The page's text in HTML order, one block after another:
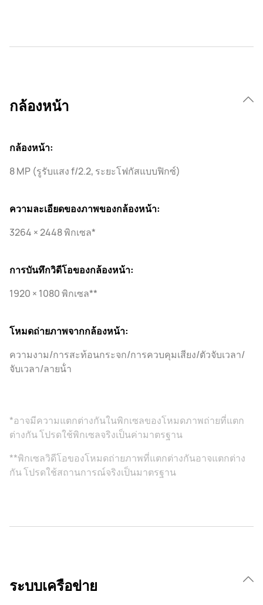
กล้องหน้า
กล้องหน้า:
8 MP (รูรับแสง f/2.2, ระยะโฟกัสแบบฟิกซ์)
ความละเอียดของภาพของกล้องหน้า:
3264 × 2448 พิกเซล*
การบันทึกวิดีโอของกล้องหน้า:
1920 × 1080 พิกเซล**
โหมดถ่ายภาพจากกล้องหน้า:
ความงาม/การสะท้อนกระจก/การควบคุมเสียง/ตัวจับเวลา/
จับเวลา/ลายน้ํา
*อาจมีความแตกต่างกันในพิกเซลของโหมดภาพถ่ายที่แตก
ต่างกัน โปรดใช้พิกเซลจริงเป็นค่ามาตรฐาน
**พิกเซลวิดีโอของโหมดถ่ายภาพที่แตกต่างกันอาจแตกต่าง
กัน โปรดใช้สถานการณ์จริงเป็นมาตรฐาน
ระบบเครือข่าย